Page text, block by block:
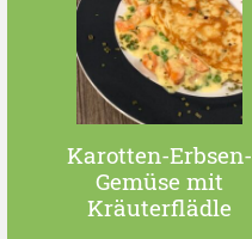
Karotten-Erbsen-
Gemüse mit
Kräuterflädle